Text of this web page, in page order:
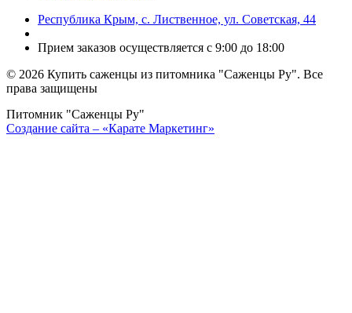
Республика Крым, с. Лиственное, ул. Советская, 44
Прием заказов осуществляется с 9:00 до 18:00
© 2026 Купить саженцы из питомника "Саженцы Ру". Все
права защищены
Питомник "Саженцы Ру"
Создание сайта – «Карате Маркетинг»